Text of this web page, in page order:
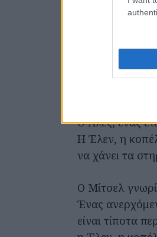
Η Νταϊάν, η
Ο Άλεξ, ένας
Η Έλεν, η
να χάνει τα
Ο Μίτσελ
Ένας
είναι τίποτα